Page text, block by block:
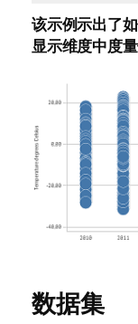
该示例示出了
显示维度中度量
数据集